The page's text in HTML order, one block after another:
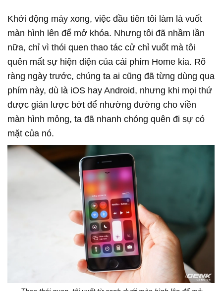
Khởi động máy xong, việc đầu tiên tôi làm là vuốt
màn hình lên để mở khóa. Nhưng tôi đã nhầm lần
nữa, chỉ vì thói quen thao tác cử chỉ vuốt mà tôi
quên mất sự hiện diện của cái phím Home kia. Rõ
ràng ngày trước, chúng ta ai cũng đã từng dùng qua
phím này, dù là iOS hay Android, nhưng khi mọi thứ
được giản lược bớt để nhường đường cho viền
màn hình mỏng, ta đã nhanh chóng quên đi sự có
mặt của nó.